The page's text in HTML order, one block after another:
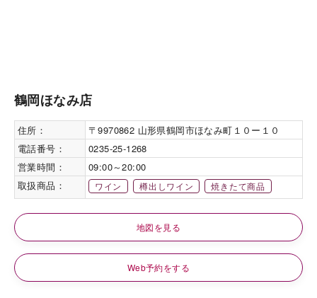
鶴岡ほなみ店
住所：
〒9970862 山形県鶴岡市ほなみ町１０ー１０
電話番号：
0235-25-1268
営業時間：
09:00～20:00
取扱商品：
ワイン 樽出しワイン 焼きたて商品
地図を見る
Web予約をする